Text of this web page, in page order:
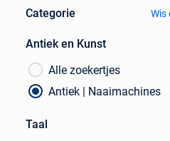
Categorie Wis
Antiek en Kunst
Alle zoekertjes
Antiek | Naaimachines
Taal